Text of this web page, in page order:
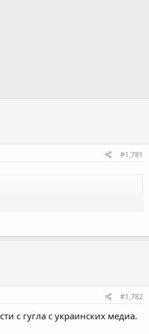
#1,781
#1,782
с гугла с украинских медиа.